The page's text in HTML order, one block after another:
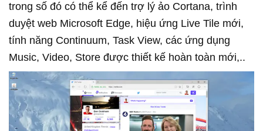
trong số đó có thể kể đến trợ lý ảo Cortana, trình
duyệt web Microsoft Edge, hiệu ứng Live Tile mới,
tính năng Continuum, Task View, các ứng dụng
Music, Video, Store được thiết kế hoàn toàn mới,..